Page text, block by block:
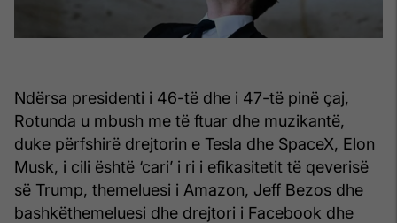
Ndërsa presidenti i 46-të dhe i 47-të pinë çaj,
Rotunda u mbush me të ftuar dhe muzikantë,
duke përfshirë drejtorin e Tesla dhe SpaceX, Elon
Musk, i cili është ‘cari’ i ri i efikasitetit të qeverisë
së Trump, themeluesi i Amazon, Jeff Bezos dhe
bashkëthemeluesi dhe drejtori i Facebook dhe